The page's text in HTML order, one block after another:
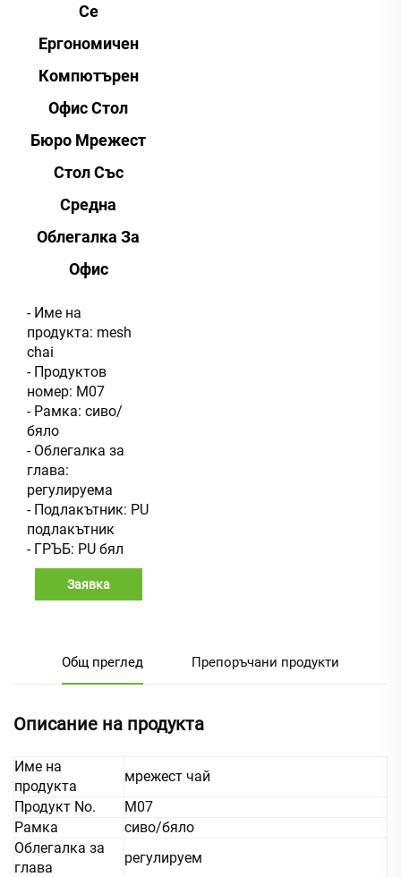
Се
Ергономичен
Компютърен
Офис Стол
Бюро Мрежест
Стол Със
Средна
Облегалка За
Офис
- Име на
продукта: mesh
chai
- Продуктов
номер: M07
- Рамка: сиво/
бяло
- Облегалка за
глава:
регулируема
- Подлакътник: PU
подлакътник
- ГРЪБ: PU бял
Заявка
Общ преглед Препоръчани продукти
Описание на продукта
Име на
продукта
мрежест чай
Продукт No.
M07
Рамка
сиво/бяло
Облегалка за
глава
регулируем